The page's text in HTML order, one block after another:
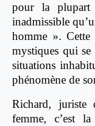
pour la plupart
inadmissible
homme ». Cette
mystiques qui se
situations
phénomène de
Richard,
femme, c’est